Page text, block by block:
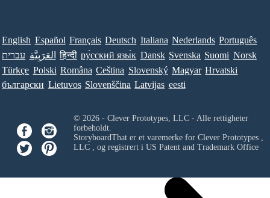
English Español Français Deutsch Italiana Nederlands Português
עברית العَرَبِيَّة हिन्दी ру́сский язы́к Dansk Svenska Suomi Norsk
Türkçe Polski Româna Ceština Slovenský Magyar Hrvatski
български Lietuvos Slovenščina Latvijas eesti
© 2026 - Clever Prototypes, LLC - Alle rettigheter
forbeholdt.
StoryboardThat er et varemerke for Clever Prototypes ,
LLC, og registrert i US Patent and Trademark Office